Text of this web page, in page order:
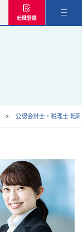
転職登録
公認会計士・税理士 転